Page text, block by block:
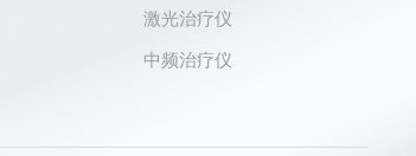
激光治疗仪
中频治疗仪